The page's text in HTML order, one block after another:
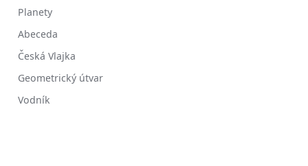
Planety
Abeceda
Česká Vlajka
Geometrický útvar
Vodník